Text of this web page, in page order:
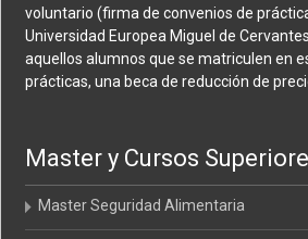
voluntario (firma de convenios de
Universidad Europea Miguel de
aquellos alumnos que se matriculen en
prácticas, una beca de reducción de
Master y Cursos
Master Seguridad Alimentaria